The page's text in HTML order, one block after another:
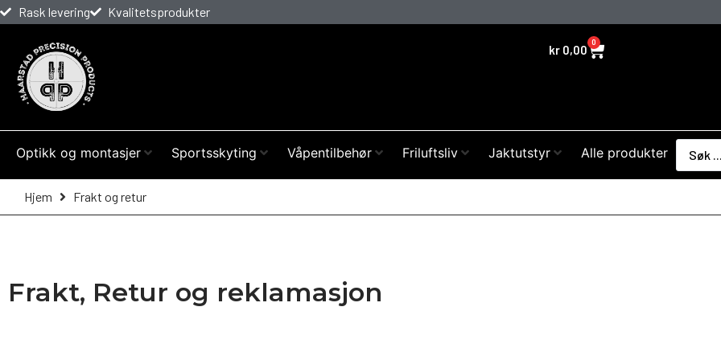
Rask levering Kvalitetsprodukter
kr 0,00
0
Optikk og montasjer Sportsskyting Våpentilbehør Friluftsliv Jaktutstyr Alle produkter
Hjem Frakt og retur
Frakt, Retur og reklamasjon